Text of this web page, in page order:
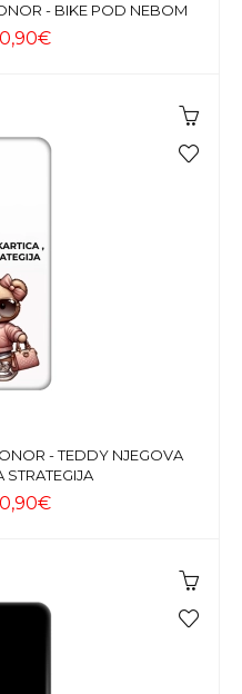
- BIKE POD NEBOM
- TEDDY NJEGOVA
STRATEGIJA